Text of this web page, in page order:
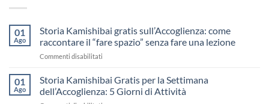
01
Ago
Storia Kamishibai gratis sull’Accoglienza: come
raccontare il “fare spazio” senza fare una lezione
Commenti disabilitati
Kamishibai
gratis
sull’Accoglienza:
01
Ago
Storia Kamishibai Gratis per la Settimana
dell’Accoglienza: 5 Giorni di Attività